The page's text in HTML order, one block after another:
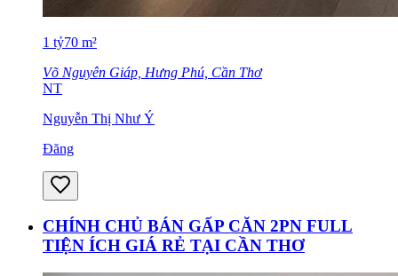
1 tỷ70 m²
Võ Nguyên Giáp, Hưng Phú, Cần Thơ
NT
Nguyễn Thị Như Ý
Đăng
CHÍNH CHỦ BÁN GẤP CĂN 2PN FULL
TIỆN ÍCH GIÁ RẺ TẠI CẦN THƠ